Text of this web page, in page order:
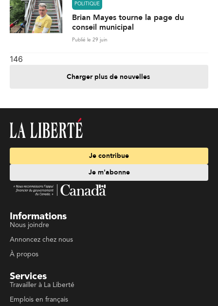
POLITIQUE
Brian Mayes tourne la page du
conseil municipal
Publié le 29 juin
146
Charger plus de nouvelles
Je contribue
Je m'abonne
Informations
Nous joindre
Annoncez chez nous
À propos
Services
Travailler à La Liberté
Emplois en français